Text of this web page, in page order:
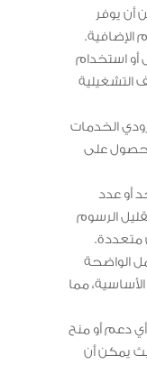
أن يوفر
الإضافية.
أو استخدام
التشغيلية
الخدمات
على
أو عدد
الرسوم
متعددة.
الواضحة
مما
دعم أو منح
يمكن أن